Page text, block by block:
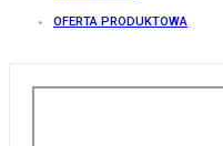
OFERTA PRODUKTOWA